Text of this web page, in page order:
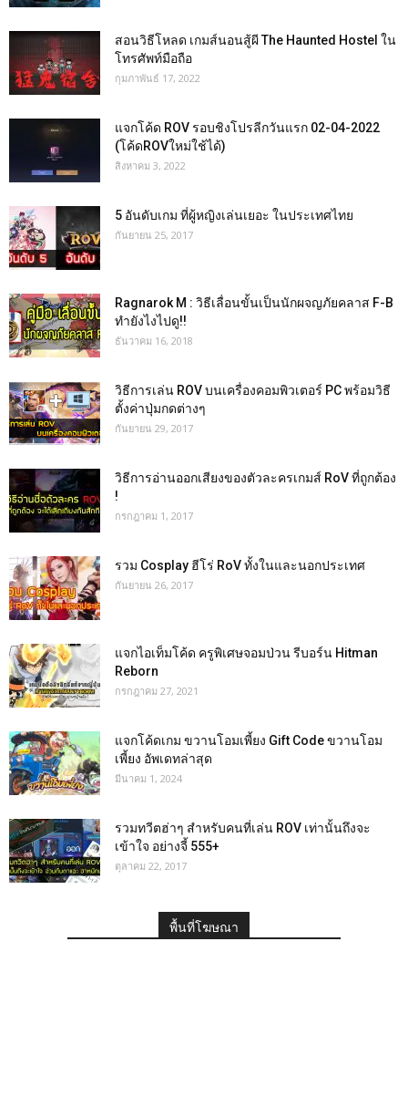
สอนวิธีโหลด เกมส์นอนสู้ผี The Haunted Hostel ใน
โทรศัพท์มือถือ
กุมภาพันธ์ 17, 2022
แจกโค้ด ROV รอบชิงโปรลีกวันแรก 02-04-2022
(โค้ดROVใหม่ใช้ได้)
สิงหาคม 3, 2022
5 อันดับเกม ที่ผู้หญิงเล่นเยอะ ในประเทศไทย
กันยายน 25, 2017
Ragnarok M : วิธีเลื่อนขั้นเป็นนักผจญภัยคลาส F-B
ทำยังไงไปดู!!
ธันวาคม 16, 2018
วิธีการเล่น ROV บนเครื่องคอมพิวเตอร์ PC พร้อมวิธี
ตั้งค่าปุ่มกดต่างๆ
กันยายน 29, 2017
วิธีการอ่านออกเสียงของตัวละครเกมส์ RoV ที่ถูกต้อง
!
กรกฎาคม 1, 2017
รวม Cosplay ฮีโร่ RoV ทั้งในและนอกประเทศ
กันยายน 26, 2017
แจกไอเท็มโค้ด ครูพิเศษจอมป่วน รีบอร์น Hitman
Reborn
กรกฎาคม 27, 2021
แจกโค้ดเกม ขวานโอมเพี้ยง Gift Code ขวานโอม
เพี้ยง อัพเดทล่าสุด
มีนาคม 1, 2024
รวมทวีตฮ่าๆ สำหรับคนที่เล่น ROV เท่านั้นถึงจะ
เข้าใจ อย่างจี้ 555+
ตุลาคม 22, 2017
พื้นที่โฆษณา